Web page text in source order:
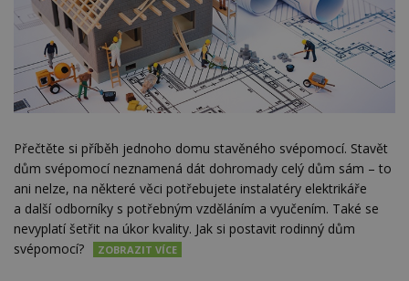
Přečtěte si příběh jednoho domu stavěného svépomocí. Stavět
dům svépomocí neznamená dát dohromady celý dům sám – to
ani nelze, na některé věci potřebujete instalatéry elektrikáře
a další odborníky s potřebným vzděláním a vyučením. Také se
nevyplatí šetřit na úkor kvality. Jak si postavit rodinný dům
svépomocí?